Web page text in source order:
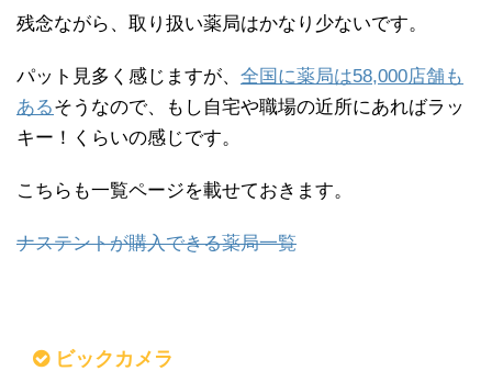
残念ながら、取り扱い薬局はかなり少ないです。
パット見多く感じますが、 全国に薬局は58,000店舗も
あるそうなので、もし自宅や職場の近所にあればラッ
キー！くらいの感じです。
こちらも一覧ページを載せておきます。
ナステントが購入できる薬局一覧
ビックカメラ